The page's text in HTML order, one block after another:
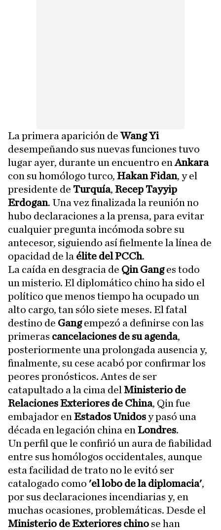
La primera aparición de Wang Yi
desempeñando sus nuevas funciones tuvo
lugar ayer, durante un encuentro enAnkara
con su homólogo turco, Hakan Fidan, y el
presidente de Turquía, Recep Tayyip
Erdogan. Una vez finalizada la reunión no
hubo declaraciones a la prensa, para evitar
cualquier pregunta incómoda sobre su
antecesor, siguiendo así fielmente la línea de
opacidad de la élite del PCCh.
La caída en desgracia de Qin Ganges todo
un misterio. El diplomático chino ha sido el
político que menos tiempo ha ocupado un
alto cargo, tan sólo siete meses. El fatal
destino de Gangempezó a definirse con las
primeras cancelaciones de su agenda,
posteriormente una prolongada ausencia y,
finalmente, su cese acabó por confirmar los
peores pronósticos. Antes de ser
catapultado a la cima del Ministerio de
Relaciones Exteriores de China, Qin fue
embajador en Estados Unidosy pasó una
década en legación china en Londres.
Un perfil que le confirió un aura de fiabilidad
entre sus homólogos occidentales, aunque
esta facilidad de trato no le evitó ser
catalogado como 'el lobo de la diplomacia',
por sus declaraciones incendiarias y, en
muchas ocasiones, problemáticas. Desde el
Ministerio de Exteriores chino se han